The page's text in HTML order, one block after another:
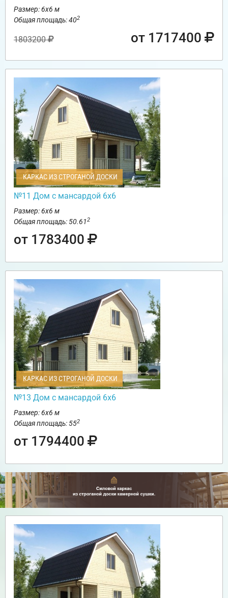
Размер: 6х6 м
Общая площадь: 402
1803200 от 1717400
КАРКАС ИЗ СТРОГАНОЙ ДОСКИ
№11 Дом с мансардой 6х6
Размер: 6х6 м
Общая площадь: 50.612
от 1783400
КАРКАС ИЗ СТРОГАНОЙ ДОСКИ
№13 Дом с мансардой 6х6
Размер: 6х6 м
Общая площадь: 552
от 1794400